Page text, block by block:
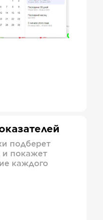
подберет
покажет
каждого